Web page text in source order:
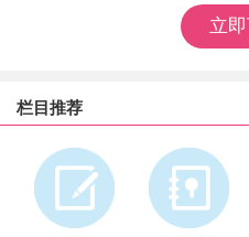
立
栏目推荐